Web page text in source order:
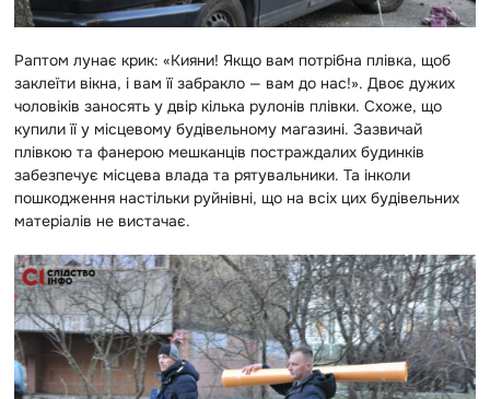
Раптом лунає крик: «Кияни! Якщо вам потрібна плівка, щоб
заклеїти вікна, і вам її забракло — вам до нас!». Двоє дужих
чоловіків заносять у двір кілька рулонів плівки. Схоже, що
купили її у місцевому будівельному магазині. Зазвичай
плівкою та фанерою мешканців постраждалих будинків
забезпечує місцева влада та рятувальники. Та інколи
пошкодження настільки руйнівні, що на всіх цих будівельних
матеріалів не вистачає.